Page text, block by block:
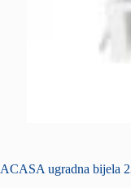
ACASA ugradna bijela